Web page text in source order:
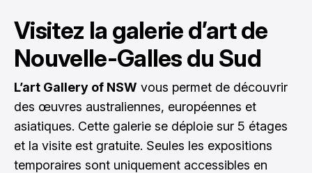
Visitez la galerie d’art de
Nouvelle-Galles du Sud
L’art Gallery of NSW vous permet de découvrir
des œuvres australiennes, européennes et
asiatiques. Cette galerie se déploie sur 5 étages
et la visite est gratuite. Seules les expositions
temporaires sont uniquement accessibles en